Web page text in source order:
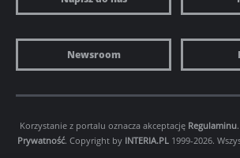
Newsroom
Korzystanie z portalu oznacza akceptację Regulaminu.
Prywatność. Copyright by INTERIA.PL 1999-2026.